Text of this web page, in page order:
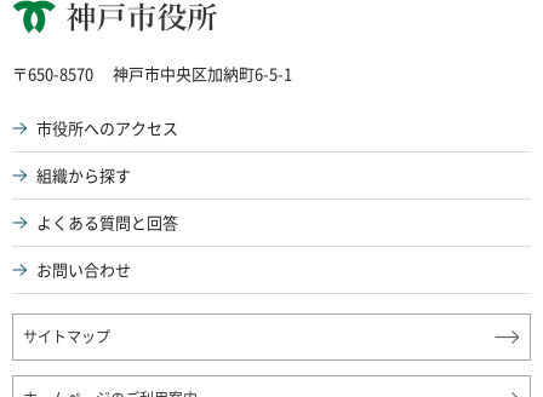
神戸市役所
〒650-8570 神戸市中央区加納町6-5-1
市役所へのアクセス
組織から探す
よくある質問と回答
お問い合わせ
サイトマップ